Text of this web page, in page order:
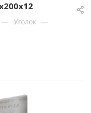
— Уголок —